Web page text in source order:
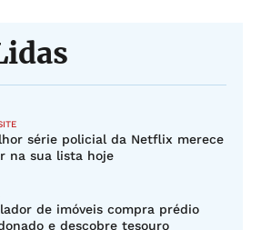
série policial da Netflix merece
na sua lista hoje
de imóveis compra prédio
e descobre tesouro